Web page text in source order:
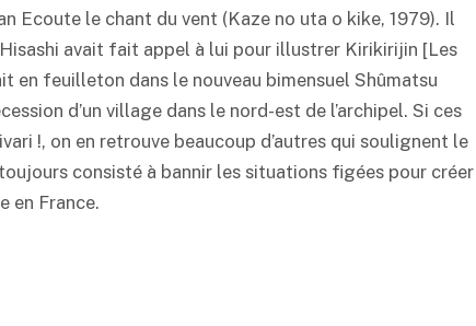
Ecoute le chant du vent (Kaze no uta o kike, 1979). Il
avait fait appel à lui pour illustrer Kirikirijin [Les
en feuilleton dans le nouveau bimensuel Shûmatsu
d’un village dans le nord-est de l’archipel. Si ces
!, on en retrouve beaucoup d’autres qui soulignent le
consisté à bannir les situations figées pour créer
en France.